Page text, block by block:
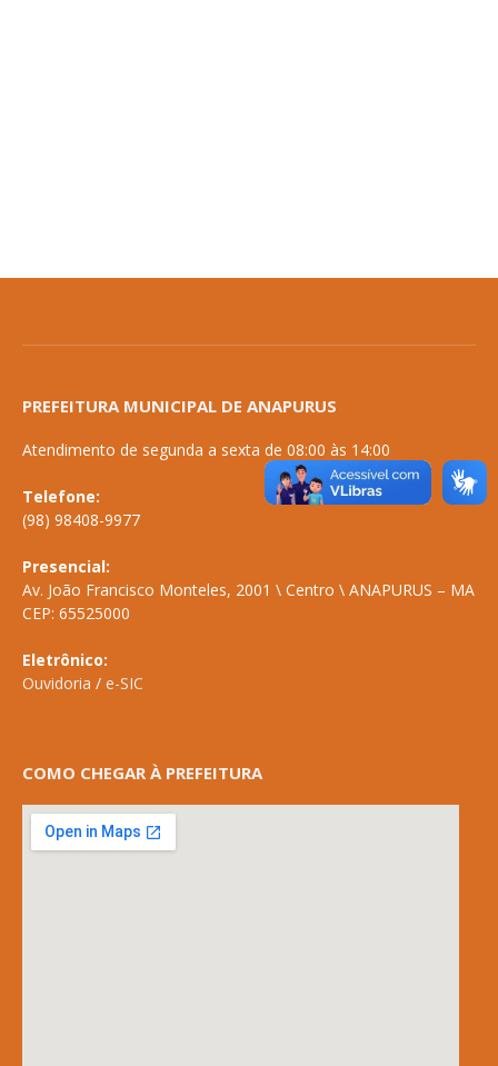
PREFEITURA MUNICIPAL DE ANAPURUS
Atendimento de segunda a sexta de 08:00 às 14:00
Telefone:
(98) 98408-9977
Presencial:
Av. João Francisco Monteles, 2001 \ Centro \ ANAPURUS – MA
CEP: 65525000
Eletrônico:
Ouvidoria / e-SIC
COMO CHEGAR À PREFEITURA